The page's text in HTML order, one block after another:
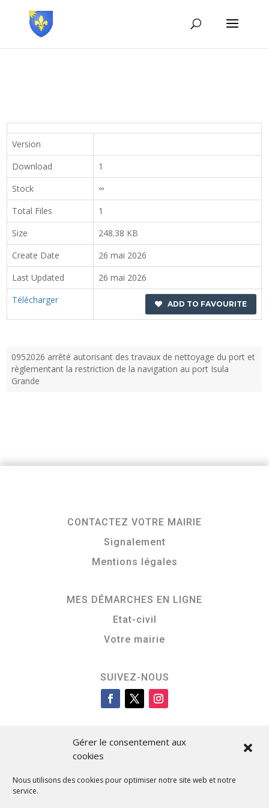
Gérer le consentement aux
cookies
Nous utilisons des cookies pour optimiser notre site web et notre
service.
Version
Download
1
Stock
∞
Total Files
1
Size
248.38 KB
Create Date
26 mai 2026
Last Updated
26 mai 2026
Télécharger
ADD TO FAVOURITE
0952026 arrêté autorisant des travaux de nettoyage du port et
règlementant la restriction de la navigation au port Isula
Grande
CONTACTEZ VOTRE MAIRIE
Signalement
Mentions légales
MES DÉMARCHES EN LIGNE
Etat-civil
Votre mairie
SUIVEZ-NOUS